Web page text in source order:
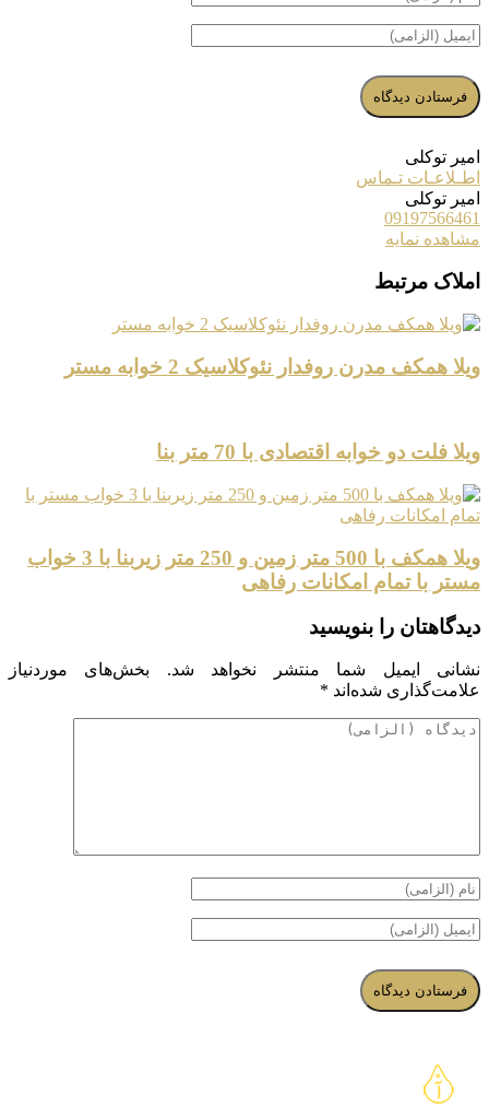
امیر توکلی
اطـلاعـات تـماس
امیر توکلی
09197566461
مشاهده نمایه
املاک مرتبط
ویلا همکف مدرن روفدار نئوکلاسیک 2 خوابه مستر
ویلا فلت دو خوابه اقتصادی با 70 متر بنا
ویلا همکف با 500 متر زمین و 250 متر زیربنا با 3 خواب
مستر با تمام امکانات رفاهی
دیدگاهتان را بنویسید
نشانی ایمیل شما منتشر نخواهد شد.
بخش‌های موردنیاز
علامت‌گذاری شده‌اند *